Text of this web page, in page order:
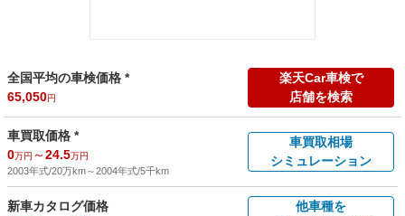
全国平均の車検価格 *
65,050円
楽天Car車検で
店舗を検索
車買取価格 *
0万円 ～24.5万円
2003年式/20万km～2004年式/5千km
車買取相場
シミュレーション
新車カタログ価格
他車種を